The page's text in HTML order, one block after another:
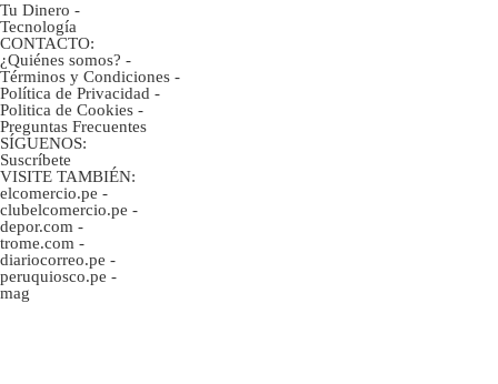
Tu Dinero -
Tecnología
CONTACTO:
¿Quiénes somos? -
Términos y Condiciones -
Política de Privacidad -
Politica de Cookies -
Preguntas Frecuentes
SÍGUENOS:
Suscríbete
VISITE TAMBIÉN:
elcomercio.pe -
clubelcomercio.pe -
depor.com -
trome.com -
diariocorreo.pe -
peruquiosco.pe -
mag